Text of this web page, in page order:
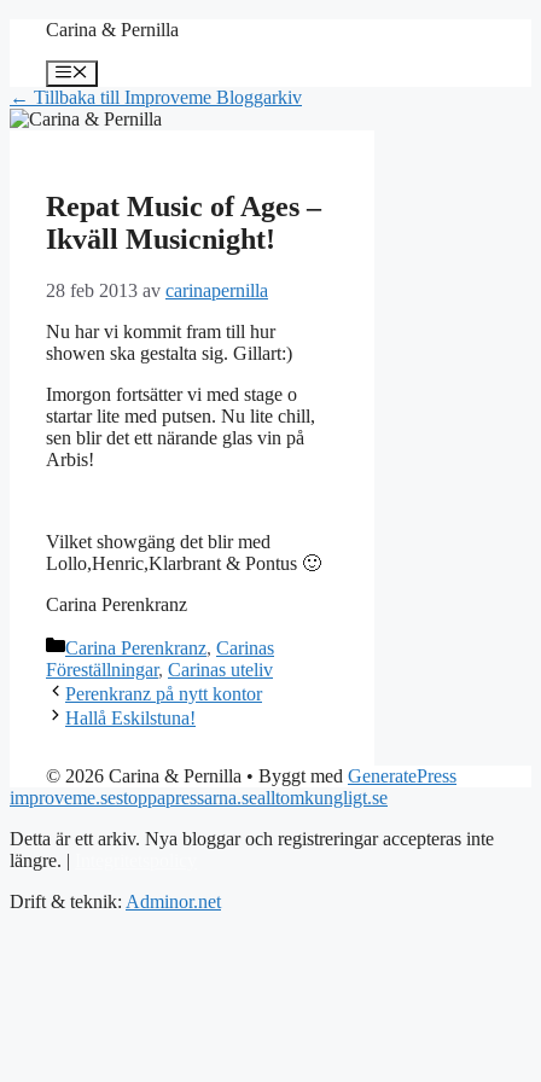
Hoppa
innehåll
Carina & Pernilla
Meny
← Tillbaka till Improveme Bloggarkiv
Repat Music of Ages –
Ikväll Musicnight!
28 feb 2013 av carinapernilla
Nu har vi kommit fram till hur
showen ska gestalta sig. Gillart:)
Imorgon fortsätter vi med stage o
startar lite med putsen. Nu lite chill,
sen blir det ett närande glas vin på
Arbis!
Vilket showgäng det blir med
Lollo,Henric,Klarbrant & Pontus 🙂
Carina Perenkranz
Kategorier
Carina Perenkranz, Carinas
Föreställningar, Carinas uteliv
Perenkranz på nytt kontor
Hallå Eskilstuna!
© 2026 Carina & Pernilla • Byggt med GeneratePress
improveme.sestoppapressarna.sealltomkungligt.se
Detta är ett arkiv. Nya bloggar och registreringar accepteras inte
längre. |
Drift & teknik: Adminor.net